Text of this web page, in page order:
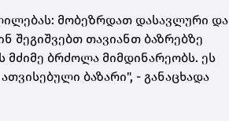
მობეზრდათ დასავლური და
შეგიშვებთ თავიანთ ბაზრებზე
ბრძოლა მიმდინარეობს. ეს
ბაზარი", - განაცხადა